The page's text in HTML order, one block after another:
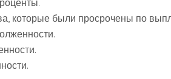
которые были просрочены по